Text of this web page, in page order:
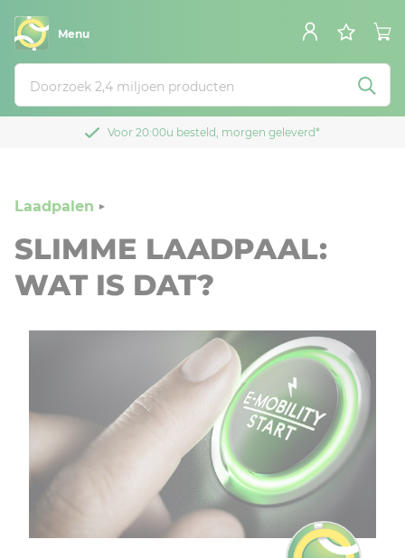
Voor 20:00u besteld, morgen geleverd*
Menu
Laadpalen
SLIMME LAADPAAL:
WAT IS DAT?